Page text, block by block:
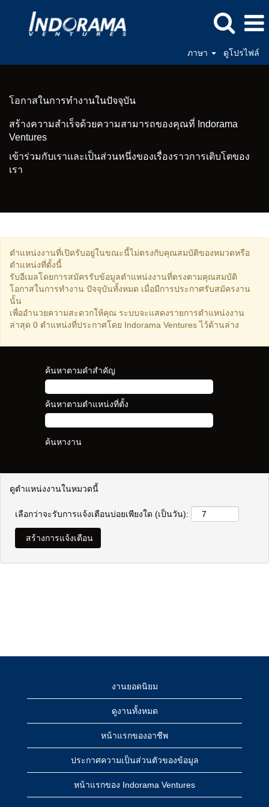
ภาษา ดูโปรไฟล์
การ
ปัจจุบัน
ทั้งหมด
โอกาสในการทำงานในปัจจุบัน
สร้างความสำเร็จด้วยความสามารถของคุณที่ Indorama
Ventures
เข้าร่วมกับเราและเป็นส่วนหนึ่งของเรื่องราวการเติบโตของ
เรา
ตำแหน่งงานที่เปิดรับอยู่ในขณะนี้ไม่ตรงกับคุณสมบัติของหมวดหรือ
ตำแหน่งที่ตั้งนี้
รับอีเมลโดยการสมัครรับข้อมูลตำแหน่งงานที่ตรงตามคุณสมบัติ
โอกาสในการทำงาน ปัจจุบันทั้งหมด เมื่อมีการประกาศรับสมัครงาน
นั้น
เพื่ออำนวยความสะดวกให้คุณ ระบบจะแสดงรายการตำแหน่งงาน
ล่าสุด 0 ตำแหน่งที่ประกาศโดย Indorama Ventures ไว้ด้านล่าง
ค้นหาตามคำสำคัญ
ค้นหาตามตำแหน่งที่ตั้ง
ดูตำแหน่งงานในหมวดนี้
เลือกว่าจะรับการแจ้งเตือนบ่อยเพียงใด (เป็นวัน):
งานยอดนิยม
ดูงานทั้งหมด
หน้าแรกของอาชีพ
ประกาศความเป็นส่วนตัวของข้อมูล
หน้าแรกของ Indorama Ventures